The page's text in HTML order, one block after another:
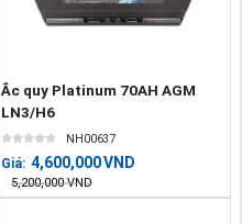
Ắc quy Platinum 70AH AGM
LN3/H6
NH00637
Giá: 4,600,000VND
5,200,000 VND